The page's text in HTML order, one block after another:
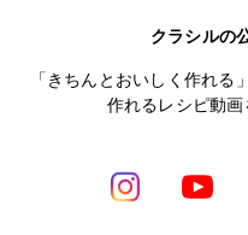
クラシルの
「きちんとおいしく作れる
作れるレシピ動画